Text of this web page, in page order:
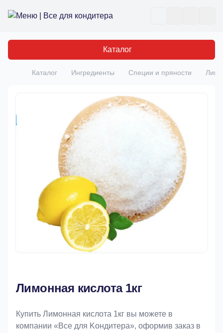
Все для кондитера
Каталог
Главная
Каталог Ингредиенты Специи и пряности
Лимонная кислота 1кг
Купить Лимонная кислота 1кг вы можете в
компании «Bce для Koндитeрa», оформив заказ в